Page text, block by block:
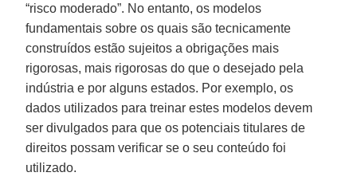
“risco moderado”. No entanto, os modelos
fundamentais sobre os quais são tecnicamente
construídos estão sujeitos a obrigações mais
rigorosas, mais rigorosas do que o desejado pela
indústria e por alguns estados. Por exemplo, os
dados utilizados para treinar estes modelos devem
ser divulgados para que os potenciais titulares de
direitos possam verificar se o seu conteúdo foi
utilizado.